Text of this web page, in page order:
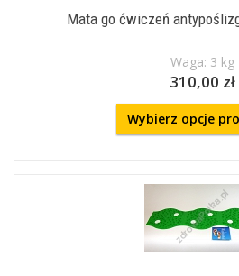
Mata go ćwiczeń
Waga: 3 kg
310,00 zł
Wybierz opcje